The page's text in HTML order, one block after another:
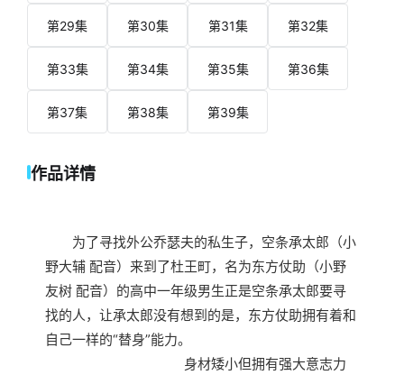
第29集 第30集 第31集 第32集
第33集 第34集 第35集 第36集
第37集 第38集 第39集
作品详情
为了寻找外公乔瑟夫的私生子，空条承太郎（小
野大辅 配音）来到了杜王町，名为东方仗助（小野
友树 配音）的高中一年级男生正是空条承太郎要寻
找的人，让承太郎没有想到的是，东方仗助拥有着和
自己一样的“替身”能力。
身材矮小但拥有强大意志力